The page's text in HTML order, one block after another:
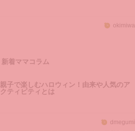
okimiwa
新着ママコラム
親子で楽しむハロウィン！由来や人気のア
クティビティとは
dmegumi